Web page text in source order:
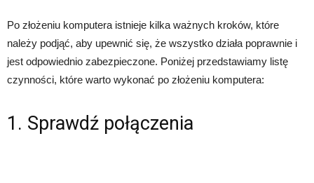
Po złożeniu komputera istnieje kilka ważnych kroków, które
należy podjąć, aby upewnić się, że wszystko działa poprawnie i
jest odpowiednio zabezpieczone. Poniżej przedstawiamy listę
czynności, które warto wykonać po złożeniu komputera:
1. Sprawdź połączenia